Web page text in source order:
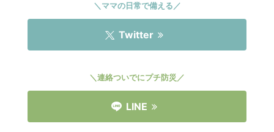
＼ママの日常で備える／
Twitter
＼連絡ついでにプチ防災／
LINE